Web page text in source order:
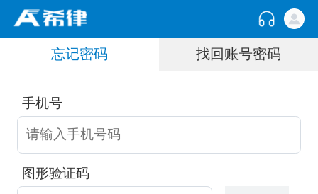
忘记密码 找回账号密码
手机号
图形验证码